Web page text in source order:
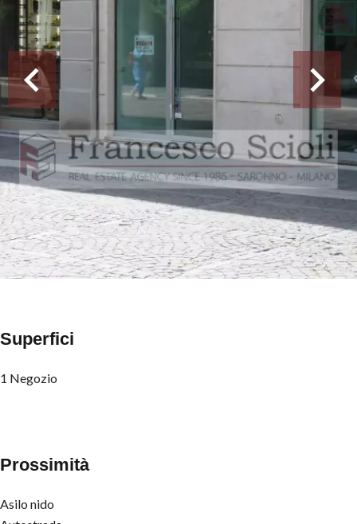
Superfici
1 Negozio
Prossimità
Asilo nido